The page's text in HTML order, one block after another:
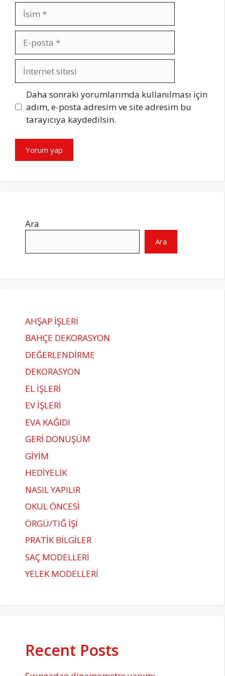
İsim
posta
İnternet
sitesi
Daha sonraki yorumlarımda kullanılması için
adım, e-posta adresim ve site adresim bu
tarayıcıya kaydedilsin.
Ara
Ara
AHŞAP İŞLERİ
BAHÇE DEKORASYON
DEĞERLENDİRME
DEKORASYON
EL İŞLERİ
EV İŞLERİ
EVA KAĞIDI
GERİ DÖNÜŞÜM
GİYİM
HEDİYELİK
NASIL YAPILIR
OKUL ÖNCESİ
ÖRGÜ/TIĞ İŞİ
PRATİK BİLGİLER
SAÇ MODELLERİ
YELEK MODELLERİ
Recent Posts